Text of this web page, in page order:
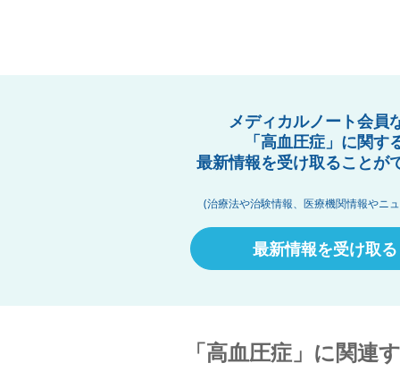
メディカルノート会員
「高血圧症」に関す
最新情報を受け取ることが
(治療法や治験情報、医療機関情報やニ
最新情報を受け取る
「高血圧症」に関連